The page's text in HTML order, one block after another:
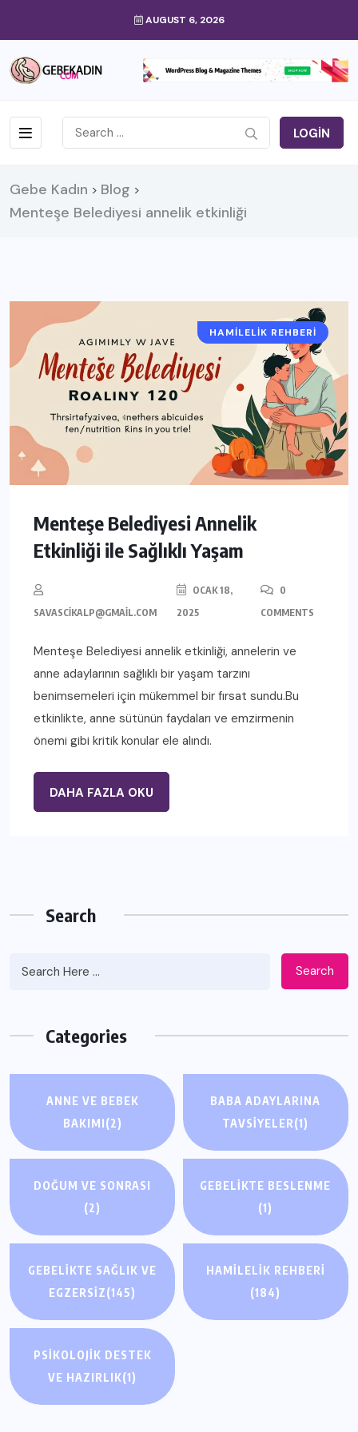
AUGUST 6, 2026
LOGIN
Gebe Kadın > Blog >
Menteşe Belediyesi annelik etkinliği
HAMILELIK REHBERI
Menteşe Belediyesi Annelik
Etkinliği ile Sağlıklı Yaşam
SAVASCIKALP@GMAIL.COM
OCAK 18,
2025
0
COMMENTS
Menteşe Belediyesi annelik etkinliği, annelerin ve
anne adaylarının sağlıklı bir yaşam tarzını
benimsemeleri için mükemmel bir fırsat sundu.Bu
etkinlikte, anne sütünün faydaları ve emzirmenin
önemi gibi kritik konular ele alındı.
DAHA FAZLA OKU
Search
Search
Categories
ANNE VE BEBEK
BAKIMI(2)
BABA ADAYLARINA
TAVSIYELER(1)
DOĞUM VE SONRASI
(2)
GEBELIKTE BESLENME
(1)
GEBELIKTE SAĞLIK VE
EGZERSIZ(145)
HAMILELIK REHBERI
(184)
PSIKOLOJIK DESTEK
VE HAZIRLIK(1)
GEBELIKTE SAĞLIK VE EGZERSIZ
Hamilelikte Egzersiz: Güvenli Sınırlar ve
GEBELIKTE SAĞLIK VE EGZERSIZ
Hamilelik Egzersizleri: Doğumu